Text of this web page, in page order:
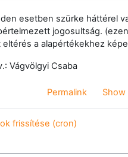
esetben szürke háttérel
jogosultság.
eltérés a alapértékekhez
Vágvölgyi Csaba
Permalink
frissítése (cron)